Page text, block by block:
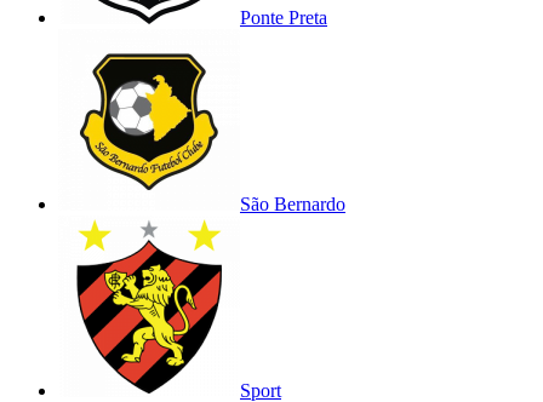
Ponte Preta
São Bernardo
Sport